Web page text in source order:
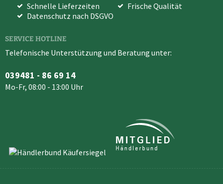
Schnelle Lieferzeiten
Frische Qualität
Datenschutz nach DSGVO
SERVICE HOTLINE
Telefonische Unterstützung und Beratung unter:
039481 - 86 69 14
Mo-Fr, 08:00 - 13:00 Uhr